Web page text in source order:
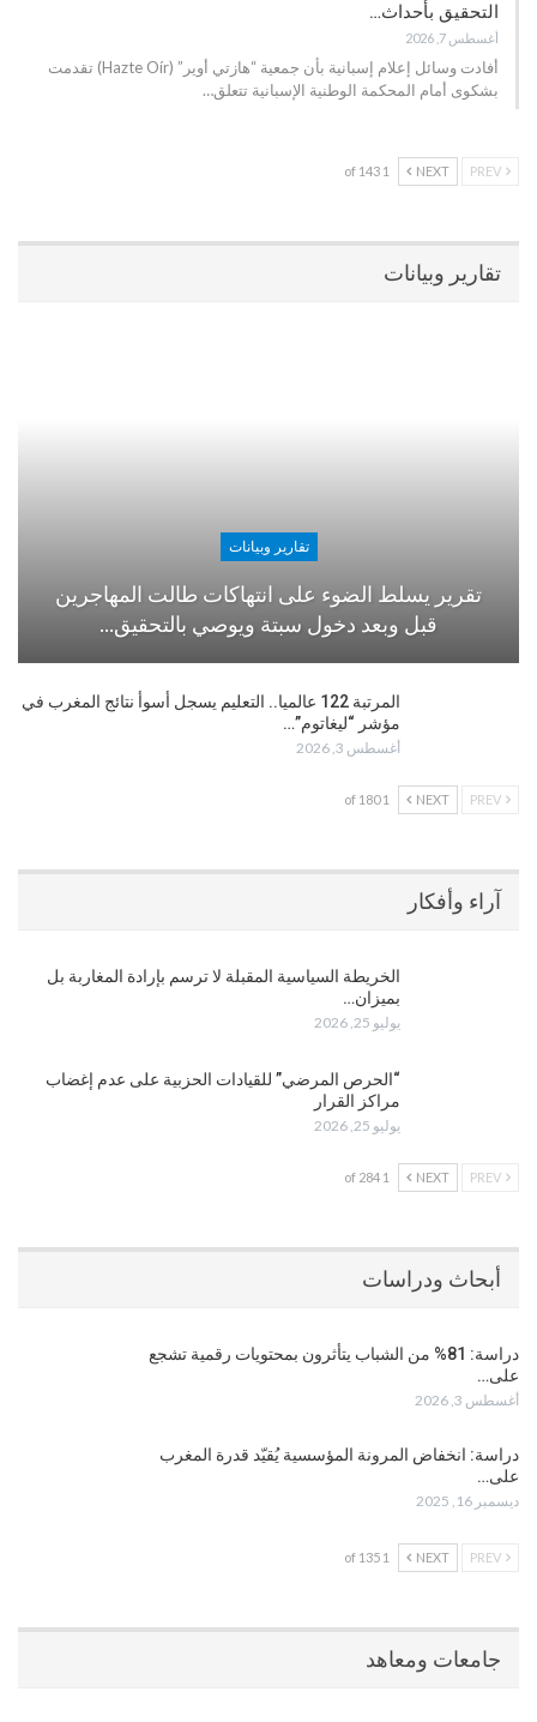
التحقيق بأحداث…
أغسطس 7, 2026
أفادت وسائل إعلام إسبانية بأن جمعية “هازتي أوير” (Hazte Oír) تقدمت
بشكوى أمام المحكمة الوطنية الإسبانية تتعلق…
NEXT
1 of 143
تقارير وبيانات
تقارير وبيانات
تقرير يسلط الضوء على انتهاكات طالت المهاجرين
قبل وبعد دخول سبتة ويوصي بالتحقيق…
المرتبة 122 عالميا.. التعليم يسجل أسوأ نتائج المغرب في
مؤشر “ليغاتوم”…
أغسطس 3, 2026
NEXT
1 of 180
آراء وأفكار
الخريطة السياسية المقبلة لا ترسم بإرادة المغاربة بل
بميزان…
يوليو 25, 2026
“الحرص المرضي” للقيادات الحزبية على عدم إغضاب
مراكز القرار
يوليو 25, 2026
NEXT
1 of 284
أبحاث ودراسات
دراسة: 81% من الشباب يتأثرون بمحتويات رقمية تشجع
على…
أغسطس 3, 2026
دراسة: انخفاض المرونة المؤسسية يُقيّد قدرة المغرب
على…
ديسمبر 16, 2025
NEXT
1 of 135
جامعات ومعاهد